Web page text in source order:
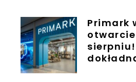
Primark